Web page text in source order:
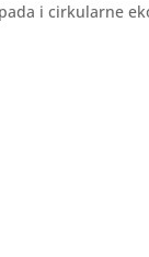
i cirkularne